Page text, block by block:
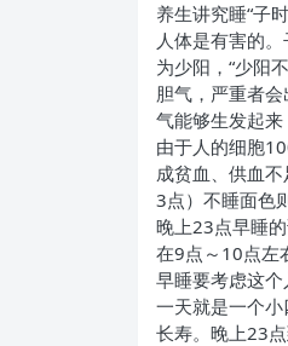
养生讲究睡“子
人体是有害的
为少阳，“少阳
胆气，严重者
气能够生发起来
由于人的细胞
成贫血、供血
3点）不睡面色
晚上23点早睡
在9点～10点左
早睡要考虑这
一天就是一个
长寿。晚上23